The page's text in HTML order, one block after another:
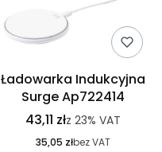
Ładowarka Indukcyjna
Surge Ap722414
43,11 złz 23% VAT
35,05 złbez VAT